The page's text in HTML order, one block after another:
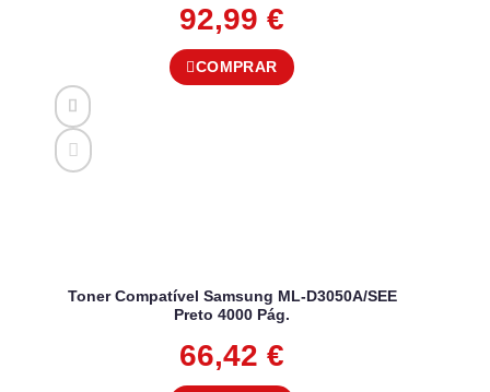
92,99 €
COMPRAR
Toner Compatível Samsung ML-D3050A/SEE
Preto 4000 Pág.
66,42 €